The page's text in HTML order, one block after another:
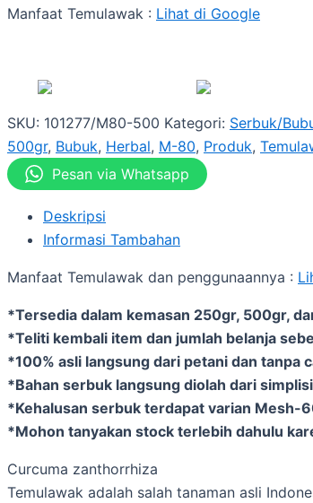
Manfaat Temulawak : Lihat di Google
SKU: 101277/M80-500 Kategori: Serbuk/
500gr, Bubuk, Herbal, M-80, Produk,
Pesan via Whatsapp
Deskripsi
Informasi Tambahan
Manfaat Temulawak dan penggunaannya :
*Tersedia dalam kemasan 250gr, 500gr,
*Teliti kembali item dan jumlah belanja
*100% asli langsung dari petani dan tanpa
*Bahan serbuk langsung diolah dari
*Kehalusan serbuk terdapat varian Mesh-
*Mohon tanyakan stock terlebih dahulu
Curcuma zanthorrhiza
Temulawak adalah salah tanaman asli